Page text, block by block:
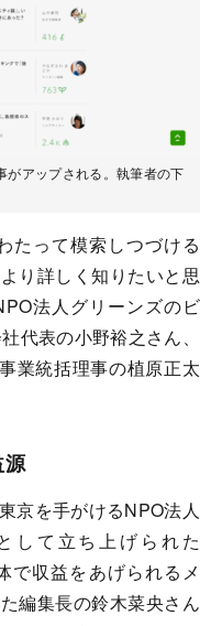
がアップされる。執筆者の下
たって模索しつづける
り詳しく知りたいと思
法人グリーンズのビ
代表の小野裕之さん、
業統括理事の植原正太
京を手がけるNPO法人
して立ち上げられた
で収益をあげられるメ
編集長の鈴木菜央さん